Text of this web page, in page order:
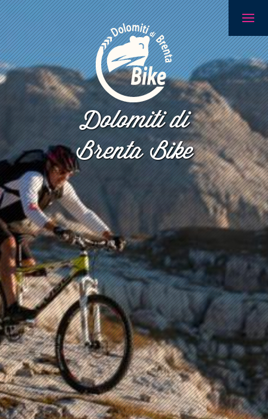
Dolomiti di
Brenta Bike